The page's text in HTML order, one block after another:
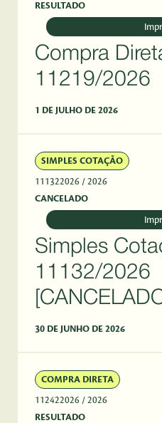
RESULTADO
Compra Direta
11219/2026
1 DE JULHO DE 2026
SIMPLES COTAÇÃO
111322026 / 2026
CANCELADO
Simples
11132/2026
30 DE JUNHO DE 2026
COMPRA DIRETA
112422026 / 2026
RESULTADO